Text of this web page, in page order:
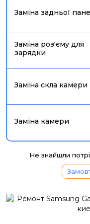
Заміна задньої
Заміна роз'єму для
зарядки
Заміна скла камери
Заміна камери
Не знайшли